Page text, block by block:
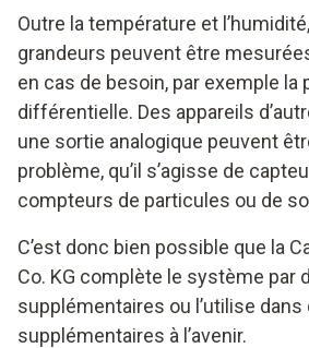
Outre la température et
grandeurs peuvent être
en cas de besoin, par exemple la
différentielle. Des appareils
une sortie analogique peuvent
problème, qu’il s’agisse de
compteurs de particules ou de
C’est donc bien possible que la
Co. KG complète le système par
supplémentaires ou l’utilise
supplémentaires à l’avenir.